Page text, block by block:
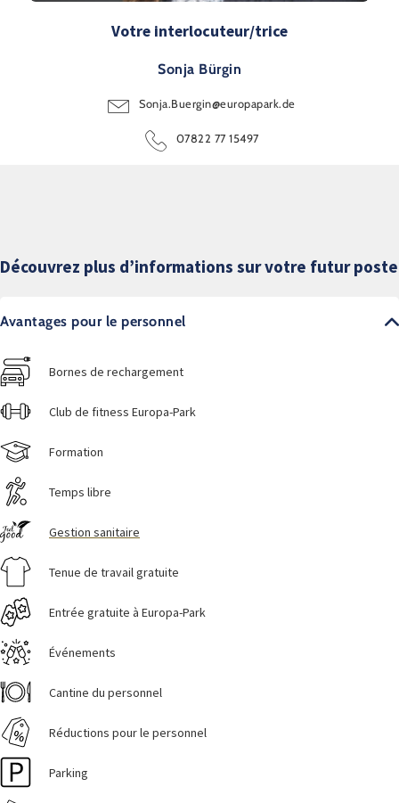
Votre interlocuteur/trice
Sonja Bürgin
Sonja.Buergin@europapark.de
07822 77 15497
Découvrez plus d’informations sur votre futur poste
Avantages pour le personnel
Bornes de rechargement
Club de fitness Europa-Park
Formation
Temps libre
Gestion sanitaire
Tenue de travail gratuite
Entrée gratuite à Europa-Park
Événements
Cantine du personnel
Réductions pour le personnel
Parking